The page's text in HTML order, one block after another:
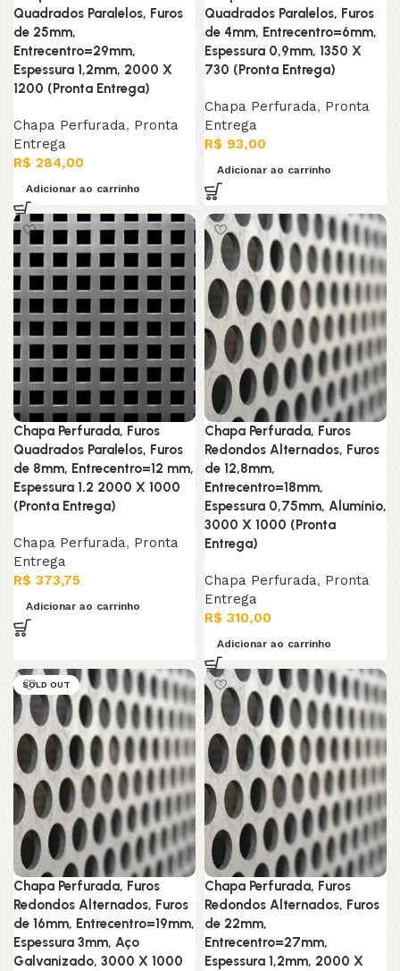
Quadrados Paralelos, Furos
de 25mm,
Entrecentro=29mm,
Espessura 1,2mm, 2000 X
1200 (Pronta Entrega)
Chapa Perfurada, Pronta
Entrega
R$ 284,00
Adicionar ao carrinho
Quadrados Paralelos, Furos
de 4mm, Entrecentro=6mm,
Espessura 0,9mm, 1350 X
730 (Pronta Entrega)
Chapa Perfurada, Pronta
Entrega
R$ 93,00
Adicionar ao carrinho
Chapa Perfurada, Furos
Quadrados Paralelos, Furos
de 8mm, Entrecentro=12 mm,
Espessura 1.2 2000 X 1000
(Pronta Entrega)
Chapa Perfurada, Pronta
Entrega
R$ 373,75
Adicionar ao carrinho
Chapa Perfurada, Furos
Redondos Alternados, Furos
de 12,8mm,
Entrecentro=18mm,
Espessura 0,75mm, Alumínio,
3000 X 1000 (Pronta
Entrega)
Chapa Perfurada, Pronta
Entrega
R$ 310,00
Adicionar ao carrinho
SOLD OUT
Chapa Perfurada, Furos
Redondos Alternados, Furos
de 16mm, Entrecentro=19mm,
Espessura 3mm, Aço
Galvanizado, 3000 X 1000
Chapa Perfurada, Furos
Redondos Alternados, Furos
de 22mm,
Entrecentro=27mm,
Espessura 1,2mm, 2000 X